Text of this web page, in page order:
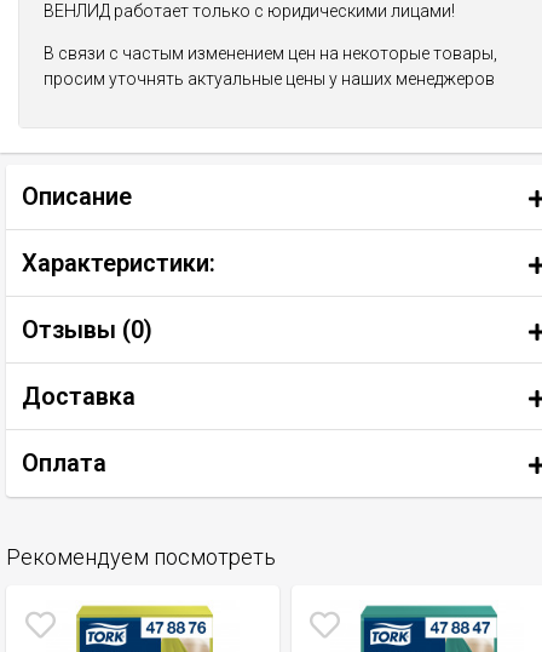
ВЕНЛИД работает только с юридическими лицами!
В связи с частым изменением цен на некоторые товары,
просим уточнять актуальные цены у наших менеджеров
Описание
Характеристики:
Отзывы (0)
Доставка
Оплата
Рекомендуем посмотреть